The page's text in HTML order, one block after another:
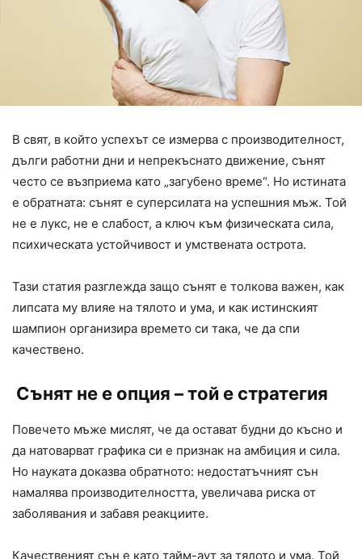
В свят, в който успехът се измерва с производителност,
дълги работни дни и непрекъснато движение, сънят
често се възприема като „загубено време“. Но истината
е обратната: сънят е суперсилата на успешния мъж. Той
не е лукс, не е слабост, а ключ към физическата сила,
психическата устойчивост и умствената острота.
Тази статия разглежда защо сънят е толкова важен, как
липсата му влияе на тялото и ума, и как истинският
шампион организира времето си така, че да спи
качествено.
Сънят не е опция – той е стратегия
Повечето мъже мислят, че да остават будни до късно и
да натоварват графика си е признак на амбиция и сила.
Но науката доказва обратното: недостатъчният сън
намалява производителността, увеличава риска от
заболявания и забавя реакциите.
Качественият сън е като тайм-аут за тялото и ума. Той